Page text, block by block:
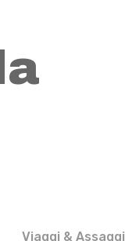
Viaggi & Assaggi